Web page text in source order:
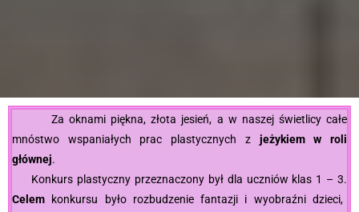
Za oknami piękna, złota jesień, a w naszej świetlicy całe
mnóstwo wspaniałych prac plastycznych z jeżykiem w roli
głównej.
Konkurs plastyczny przeznaczony był dla uczniów klas 1 – 3.
Celem konkursu było rozbudzenie fantazji i wyobraźni dzieci,